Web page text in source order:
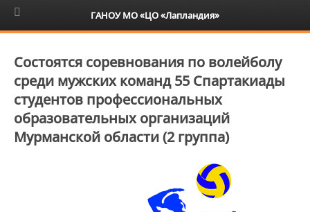
6+
Состоятся соревнования по волейболу
среди мужских команд 55 Спартакиады
студентов профессиональных
образовательных организаций
Мурманской области (2 группа)
ГАНОУ МО «ЦО «Лапландия»